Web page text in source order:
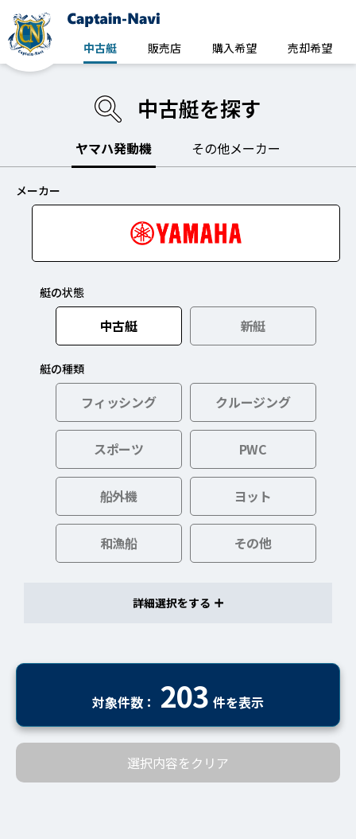
中古艇 販売店 購入希望 売却希望
中古艇を探す
ヤマハ発動機 その他メーカー
メーカー
艇の状態
中古艇 新艇
艇の種類
フィッシング クルージング
スポーツ PWC
船外機 ヨット
和漁船 その他
詳細選択を
対象件数： 203 件を表示
選択内容をクリア